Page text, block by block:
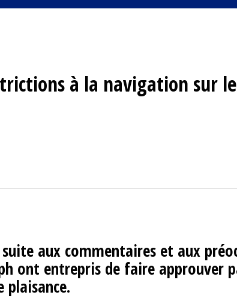
à la navigation sur le
aux commentaires et aux
ont entrepris de faire approuver